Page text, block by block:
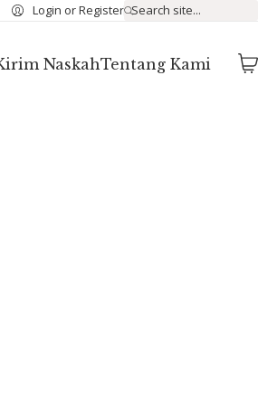
Login or Register Search site...
NaskahTentang Kami